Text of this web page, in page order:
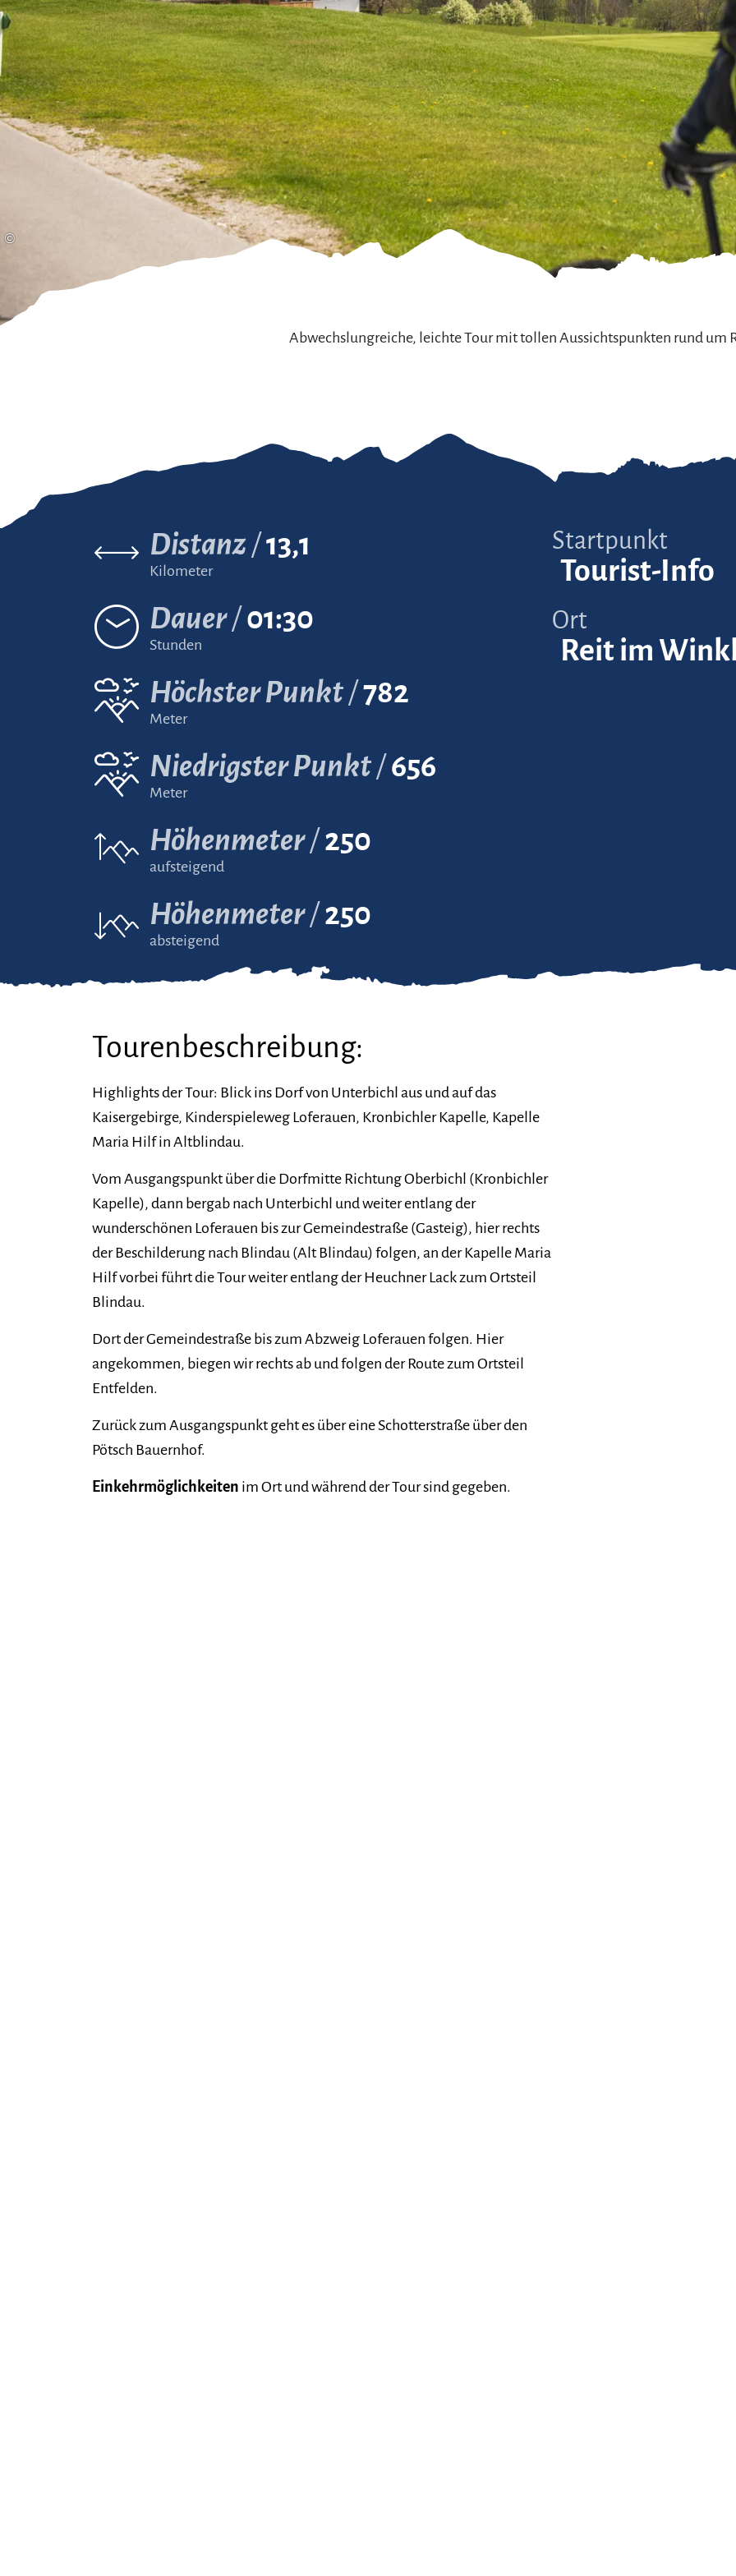
Gleitschirmfliegen &
Luftsport
Interaktive Vollbildkarte
Barrierefreiheit im
Chiemgau
Chiemgau G'schichten
©
Abwechslungreiche, leichte Tour mit tollen Aussichtspunkten rund um
Startpunkt
Tourist-Info
Ort
Reit im
Distanz 13,1
Kilometer
Dauer 01:30
Stunden
Höchster Punkt 782
Meter
Niedrigster Punkt 656
Meter
Höhenmeter 250
aufsteigend
Höhenmeter 250
absteigend
Tourenbeschreibung:
Highlights der Tour: Blick ins Dorf von Unterbichl aus und auf das
Kaisergebirge, Kinderspieleweg Loferauen, Kronbichler Kapelle, Kapelle
Maria Hilf in Altblindau.
Vom Ausgangspunkt über die Dorfmitte Richtung Oberbichl (Kronbichler
Kapelle), dann bergab nach Unterbichl und weiter entlang der
wunderschönen Loferauen bis zur Gemeindestraße (Gasteig), hier rechts
der Beschilderung nach Blindau (Alt Blindau) folgen, an der Kapelle Maria
Hilf vorbei führt die Tour weiter entlang der Heuchner Lack zum Ortsteil
Blindau.
Dort der Gemeindestraße bis zum Abzweig Loferauen folgen. Hier
angekommen, biegen wir rechts ab und folgen der Route zum Ortsteil
Entfelden.
Zurück zum Ausgangspunkt geht es über eine Schotterstraße über den
Pötsch Bauernhof.
Einkehrmöglichkeiten im Ort und während der Tour sind gegeben.